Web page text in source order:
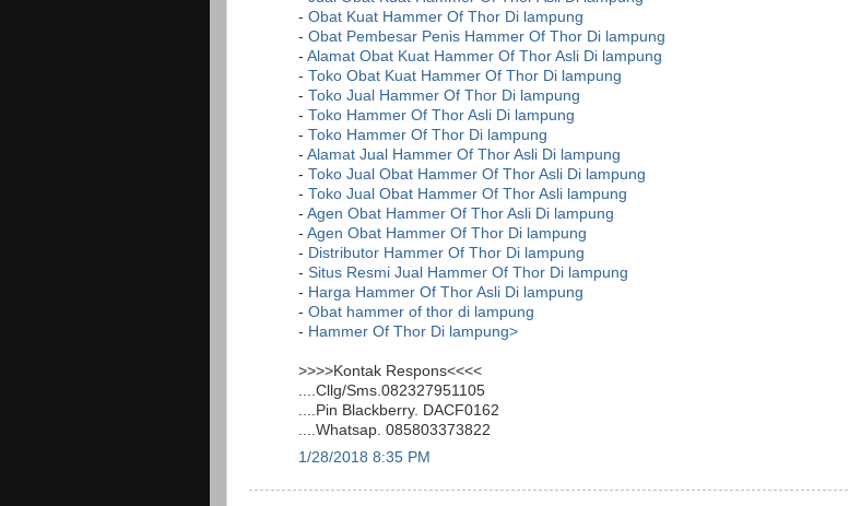
- Obat Kuat Hammer Of Thor Di lampung
- Obat Pembesar Penis Hammer Of Thor Di lampung
- Alamat Obat Kuat Hammer Of Thor Asli Di lampung
- Toko Obat Kuat Hammer Of Thor Di lampung
- Toko Jual Hammer Of Thor Di lampung
- Toko Hammer Of Thor Asli Di lampung
- Toko Hammer Of Thor Di lampung
- Alamat Jual Hammer Of Thor Asli Di lampung
- Toko Jual Obat Hammer Of Thor Asli Di lampung
- Toko Jual Obat Hammer Of Thor Asli lampung
- Agen Obat Hammer Of Thor Asli Di lampung
- Agen Obat Hammer Of Thor Di lampung
- Distributor Hammer Of Thor Di lampung
- Situs Resmi Jual Hammer Of Thor Di lampung
- Harga Hammer Of Thor Asli Di lampung
- Obat hammer of thor di lampung
- Hammer Of Thor Di lampung>
>>>>Kontak Respons<<<<
....Cllg/Sms.082327951105
....Pin Blackberry. DACF0162
....Whatsap. 085803373822
1/28/2018 8:35 PM